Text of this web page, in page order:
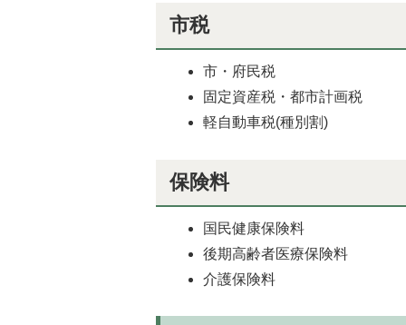
市税
市・府民税
固定資産税・都市計画税
軽自動車税(種別割)
保険料
国民健康保険料
後期高齢者医療保険料
介護保険料